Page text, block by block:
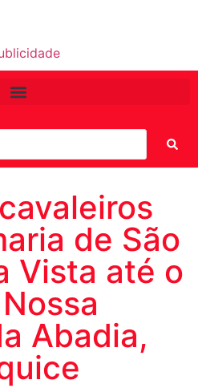
de São
Vista até o
Abadia,